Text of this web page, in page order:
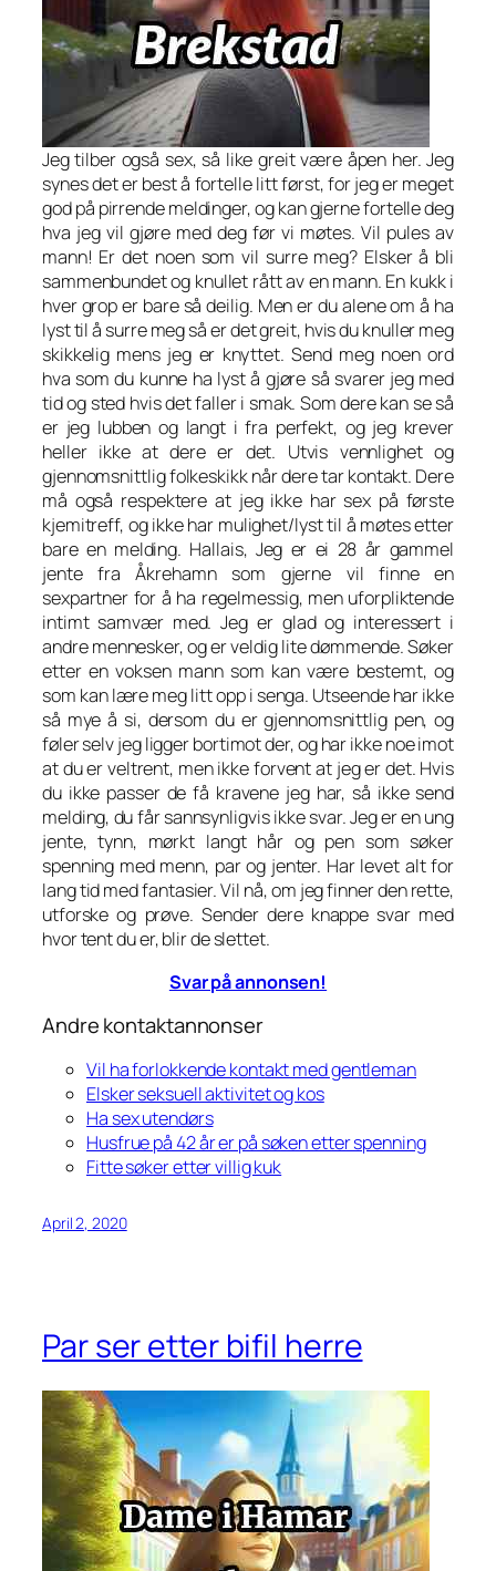
Jeg tilber også sex, så like greit være åpen her. Jeg
synes det er best å fortelle litt først, for jeg er meget
god på pirrende meldinger, og kan gjerne fortelle deg
hva jeg vil gjøre med deg før vi møtes. Vil pules av
mann! Er det noen som vil surre meg? Elsker å bli
sammenbundet og knullet rått av en mann. En kukk i
hver grop er bare så deilig. Men er du alene om å ha
lyst til å surre meg så er det greit, hvis du knuller meg
skikkelig mens jeg er knyttet. Send meg noen ord
hva som du kunne ha lyst å gjøre så svarer jeg med
tid og sted hvis det faller i smak. Som dere kan se så
er jeg lubben og langt i fra perfekt, og jeg krever
heller ikke at dere er det. Utvis vennlighet og
gjennomsnittlig folkeskikk når dere tar kontakt. Dere
må også respektere at jeg ikke har sex på første
kjemitreff, og ikke har mulighet/lyst til å møtes etter
bare en melding. Hallais, Jeg er ei 28 år gammel
jente fra Åkrehamn som gjerne vil finne en
sexpartner for å ha regelmessig, men uforpliktende
intimt samvær med. Jeg er glad og interessert i
andre mennesker, og er veldig lite dømmende. Søker
etter en voksen mann som kan være bestemt, og
som kan lære meg litt opp i senga. Utseende har ikke
så mye å si, dersom du er gjennomsnittlig pen, og
føler selv jeg ligger bortimot der, og har ikke noe imot
at du er veltrent, men ikke forvent at jeg er det. Hvis
du ikke passer de få kravene jeg har, så ikke send
melding, du får sannsynligvis ikke svar. Jeg er en ung
jente, tynn, mørkt langt hår og pen som søker
spenning med menn, par og jenter. Har levet alt for
lang tid med fantasier. Vil nå, om jeg finner den rette,
utforske og prøve. Sender dere knappe svar med
hvor tent du er, blir de slettet.
Svar på annonsen!
Andre kontaktannonser
Vil ha forlokkende kontakt med gentleman
Elsker seksuell aktivitet og kos
Ha sex utendørs
Husfrue på 42 år er på søken etter spenning
Fitte søker etter villig kuk
April 2, 2020
Par ser etter bifil herre